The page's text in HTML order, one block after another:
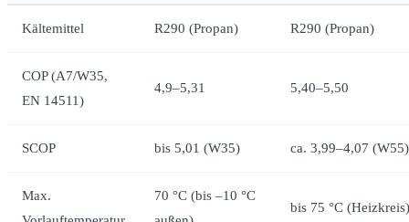
Kältemittel R290 (Propan) R290 (Propan)
COP (A7/W35,
EN 14511)
4,9–5,31 5,40–5,50
SCOP bis 5,01 (W35) ca. 3,99–4,07 (W55)
Max.
70 °C (bis –10 °C
bis 75 °C (Heizkreis)